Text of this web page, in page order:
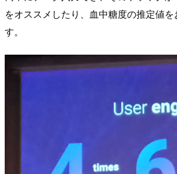
をオススメしたり、血中糖度の推定値
す。